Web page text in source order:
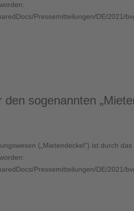
Pressemitteilungen/DE/2021/
sogenannten
(„Mietendeckel“) ist durch
Pressemitteilungen/DE/2021/